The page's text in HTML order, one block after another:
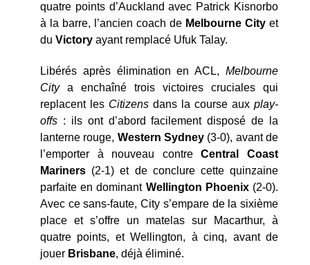
quatre points d’Auckland avec Patrick Kisnorbo
à la barre, l’ancien coach de Melbourne City et
du Victory ayant remplacé Ufuk Talay.
Libérés après élimination en ACL, Melbourne
City a enchaîné trois victoires cruciales qui
replacent les Citizens dans la course aux play-
offs : ils ont d’abord facilement disposé de la
lanterne rouge, Western Sydney (3-0), avant de
l’emporter à nouveau contreCentral Coast
Mariners (2-1) et de conclure cette quinzaine
parfaite en dominant Wellington Phoenix(2-0).
Avec ce sans-faute, City s’empare de la sixième
place et s’offre un matelas sur Macarthur, à
quatre points, et Wellington, à cinq, avant de
jouer Brisbane, déjà éliminé.